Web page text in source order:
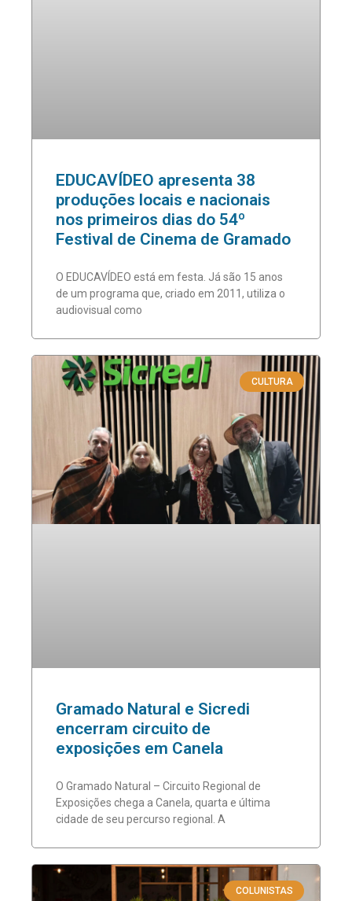
EDUCAVÍDEO apresenta 38
produções locais e nacionais
nos primeiros dias do 54º
Festival de Cinema de Gramado
O EDUCAVÍDEO está em festa. Já são 15 anos
de um programa que, criado em 2011, utiliza o
audiovisual como
CULTURA
Gramado Natural e Sicredi
encerram circuito de
exposições em Canela
O Gramado Natural – Circuito Regional de
Exposições chega a Canela, quarta e última
cidade de seu percurso regional. A
COLUNISTAS